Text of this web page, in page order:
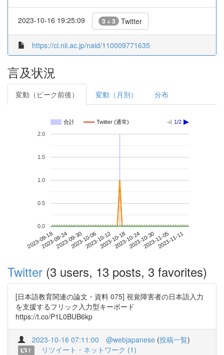
2023-10-16 19:25:09 3 + 3 Twitter
https://ci.nii.ac.jp/naid/110009771635
言及状況
変動（ピーク前後） 変動（月別） 分布
合計 Twitter (通常) 1/2
2023-09-182023-09-242023-09-302023-10-062023-10-122023-10-182023-10-242023-10-302023-11-052023-11-11
0.0
0.5
1.0
1.5
2.0
Twitter (3 users, 13 posts, 3 favorites)
[日本語教育関連の論文・資料 075] 視覚障害者の日本語入力
を支援するフリック入力型キーボード
https://t.co/P1L0BUB6kp
2023-10-16 07:11:00 @webjapanese (投稿一覧)
1 リツイート・ネットワーク (1)